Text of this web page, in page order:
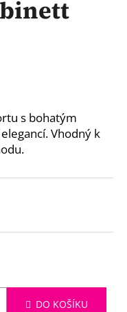
s bohatým
Vhodný k
DO KOŠÍKU